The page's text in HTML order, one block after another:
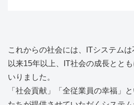
これからの社会には、ITシステム
以来15年以上、IT社会の成長とと
いりました。
「社会貢献」「全従業員の幸福」